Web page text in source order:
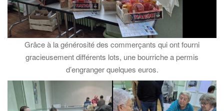
Grâce à la générosité des commerçants qui ont fourni
gracieusement différents lots, une bourriche a permis
d’engranger quelques euros.